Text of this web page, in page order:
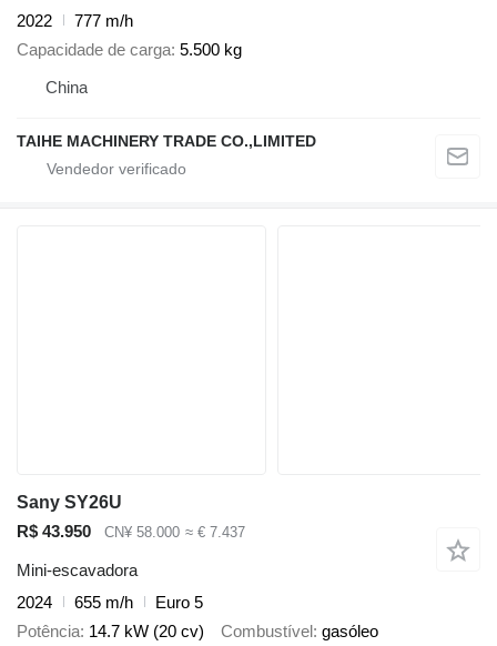
2022
777 m/h
Capacidade de carga 5.500 kg
China
TAIHE MACHINERY TRADE CO.,LIMITED
Sany SY26U
R$ 43.950
CN¥ 58.000 ≈ € 7.437
Mini-escavadora
2024
655 m/h
Euro 5
Potência 14.7 kW (20 cv) Combustível gasóleo